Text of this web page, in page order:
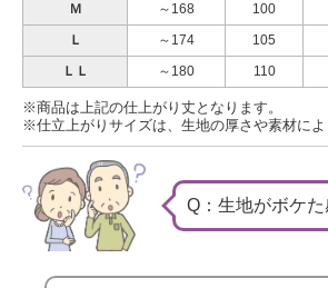
Ｍ ～168 100
Ｌ
～174 105
ＬＬ
～180 110
※商品は上記の仕上がり丈となります。
※仕立上がりサイズは、生地の厚さや素材に
Q：生地がボケ